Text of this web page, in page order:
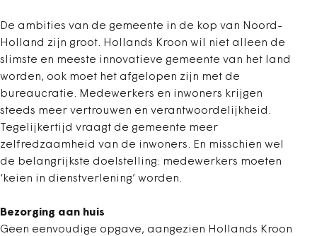
De ambities van de gemeente in de kop van Noord-
Holland zijn groot. Hollands Kroon wil niet alleen de
slimste en meeste innovatieve gemeente van het land
worden, ook moet het afgelopen zijn met de
bureaucratie. Medewerkers en inwoners krijgen
steeds meer vertrouwen en verantwoordelijkheid.
Tegelijkertijd vraagt de gemeente meer
zelfredzaamheid van de inwoners. En misschien wel
de belangrijkste doelstelling: medewerkers moeten
‘keien in dienstverlening’ worden.
Bezorging aan huis
Geen eenvoudige opgave, aangezien Hollands Kroon